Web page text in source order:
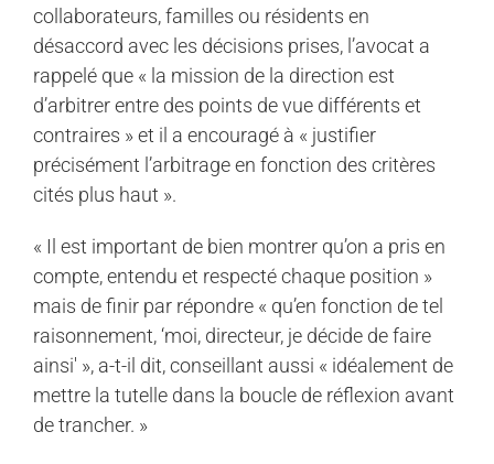
collaborateurs, familles ou résidents en
désaccord avec les décisions prises, l’avocat a
rappelé que « la mission de la direction est
d’arbitrer entre des points de vue différents et
contraires » et il a encouragé à « justifier
précisément l’arbitrage en fonction des critères
cités plus haut ».
« Il est important de bien montrer qu’on a pris en
compte, entendu et respecté chaque position »
mais de finir par répondre « qu’en fonction de tel
raisonnement, ‘moi, directeur, je décide de faire
ainsi' », a-t-il dit, conseillant aussi « idéalement de
mettre la tutelle dans la boucle de réflexion avant
de trancher. »